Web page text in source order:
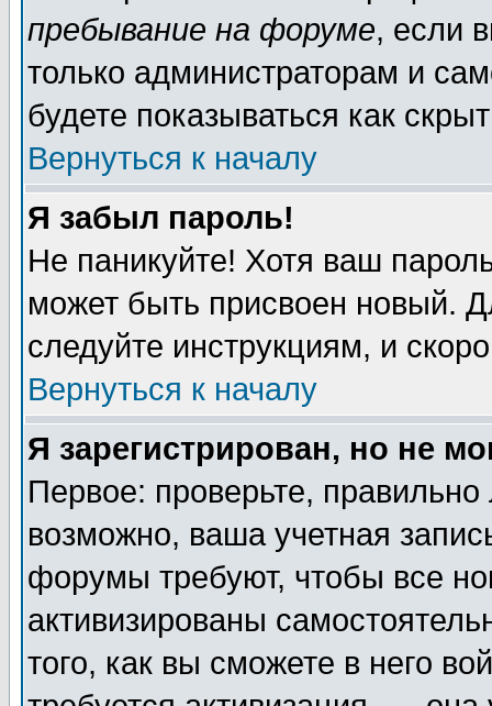
пребывание на форуме, если
только администраторам и
будете показываться как
Вернуться к началу
Я забыл пароль!
Не паникуйте! Хотя ваш
может быть присвоен новый.
следуйте инструкциям, и
Вернуться к началу
Я зарегистрирован, но не
Первое: проверьте,
возможно, ваша учетная
форумы требуют, чтобы все
активизированы
того, как вы сможете в него